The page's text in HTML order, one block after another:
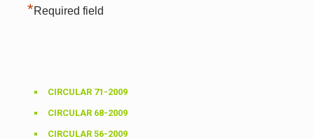
*Required field
CIRCULAR 71-2009
CIRCULAR 68-2009
CIRCULAR 56-2009